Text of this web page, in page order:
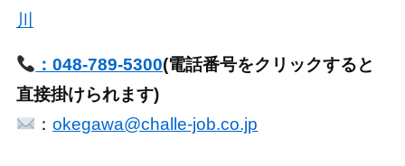
川
：048-789-5300(電話番号をクリックすると
直接掛けられます)
：okegawa@challe-job.co.jp